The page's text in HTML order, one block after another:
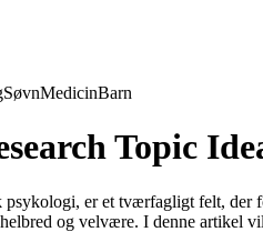
SøvnMedicinBarn
Topic
er et tværfagligt felt,
og velvære. I denne artikel